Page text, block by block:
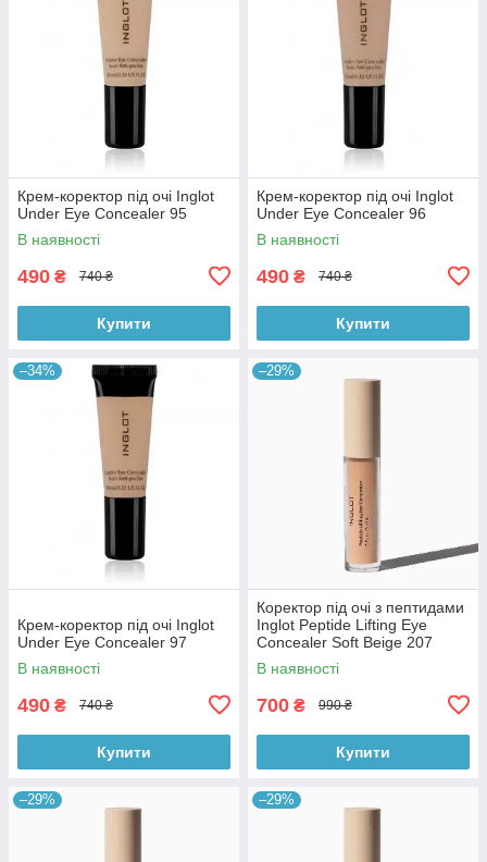
Крем-коректор під очі Inglot
Under Eye Concealer 95
В наявності
490 ₴ 740 ₴
Купити
Крем-коректор під очі Inglot
Under Eye Concealer 96
В наявності
490 ₴ 740 ₴
Купити
–34%
Крем-коректор під очі Inglot
Under Eye Concealer 97
В наявності
490 ₴ 740 ₴
Купити
–29%
Коректор під очі з пептидами
Inglot Peptide Lifting Eye
Concealer Soft Beige 207
В наявності
700 ₴ 990 ₴
Купити
–29% –29%